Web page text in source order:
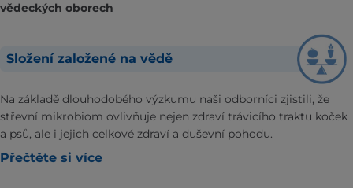
vědeckých oborech
Složení založené na vědě
Na základě dlouhodobého výzkumu naši odborníci zjistili, že
střevní mikrobiom ovlivňuje nejen zdraví trávicího traktu koček
a psů, ale i jejich celkové zdraví a duševní pohodu.
Přečtěte si více